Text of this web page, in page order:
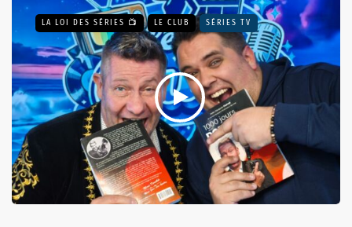
LA LOI DES SÉRIES 📺 LE CLUB SÉRIES TV